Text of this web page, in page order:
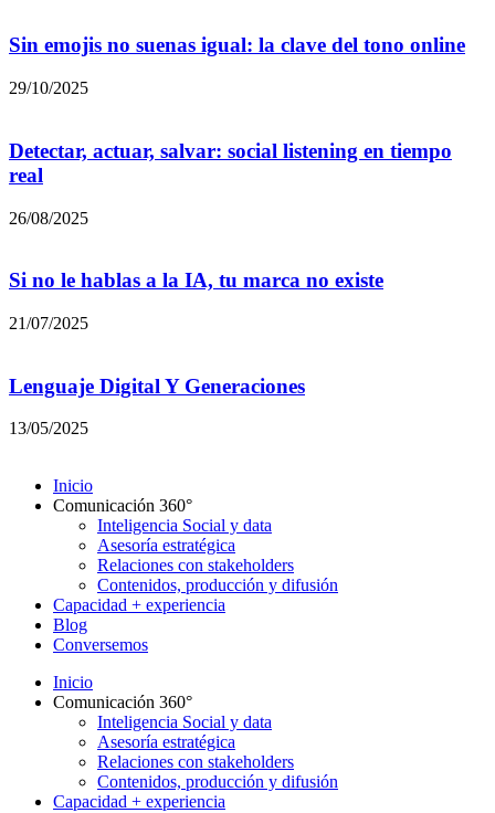
Sin emojis no suenas igual: la clave del tono online
29/10/2025
Detectar, actuar, salvar: social listening en tiempo
real
26/08/2025
Si no le hablas a la IA, tu marca no existe
21/07/2025
Lenguaje Digital Y Generaciones
13/05/2025
Inicio
Comunicación 360°
Inteligencia Social y data
Asesoría estratégica
Relaciones con stakeholders
Contenidos, producción y difusión
Capacidad + experiencia
Blog
Conversemos
Inicio
Comunicación 360°
Inteligencia Social y data
Asesoría estratégica
Relaciones con stakeholders
Contenidos, producción y difusión
Capacidad + experiencia